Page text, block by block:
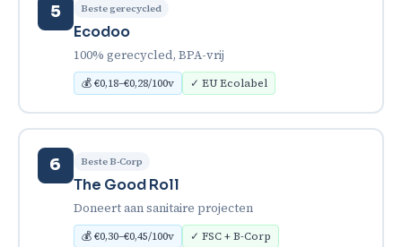
5 Beste gerecycled
Ecodoo
100% gerecycled, BPA-vrij
💰 €0,18–€0,28/100v ✓ EU Ecolabel
6 Beste B-Corp
The Good Roll
Doneert aan sanitaire projecten
💰 €0,30–€0,45/100v ✓ FSC + B-Corp